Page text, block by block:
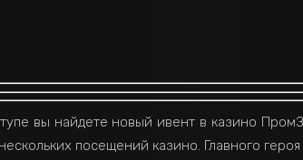
вы найдете новый ивент в казино
посещений казино. Главного